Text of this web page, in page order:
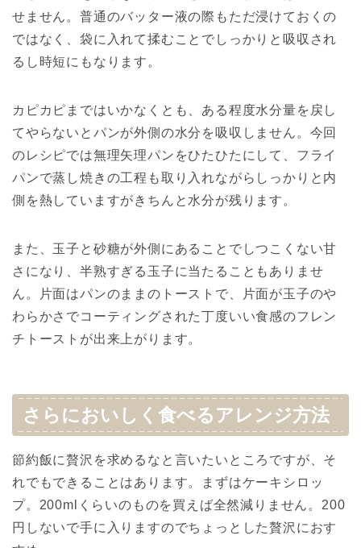
せません。普通のバッター液の際もただ浸けておくの
ではなく、袋に入れて揉むことでしっかりと吸収され
るし時短にもなります。
カピカピまではいかなくとも、ある程度水分量を戻し
てやらないとパンが外側の水分を吸収しません。今回
のレシピでは無理矢理パンをひたひたにして、フライ
パンで蒸し焼きの工程も取り入れながらしっかりと内
側を熱していますがきちんと水分が残ります。
また、玉子と砂糖が外側にあることでしつこくない甘
さになり、半熟すぎる玉子に当たることもありませ
ん。片面はパンのままのトーストで、片面が玉子のや
わらかさでコーティングされた丁度いい食感のフレン
チトーストが出来上がります。
さらにおいしく食べるアレンジ方法
節約飯に贅沢を求めるなと言いたいところですが、そ
れでもできることはあります。まずはケーキシロッ
プ。200mlくらいのものを買えば全然減りません。200
円しないで手に入りますのでちょっとした贅沢におす